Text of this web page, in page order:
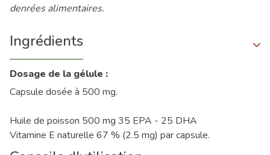
denrées alimentaires.
Ingrédients
Dosage de la gélule :
Capsule dosée à 500 mg.
Huile de poisson 500 mg 35 EPA - 25 DHA
Vitamine E naturelle 67 % (2.5 mg) par capsule.